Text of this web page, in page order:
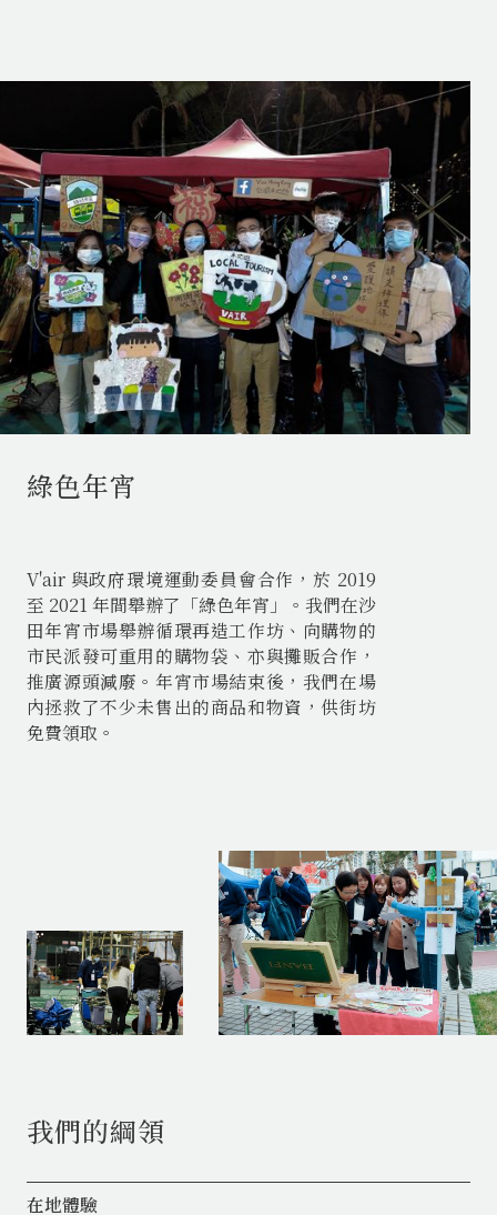
綠色年宵
V'air 與政府環境運動委員會合作，於 2019
至 2021 年間舉辦了「綠色年宵」。我們在沙
田年宵市場舉辦循環再造工作坊、向購物的
市民派發可重用的購物袋、亦與攤販合作，
推廣源頭減廢。年宵市場結束後，我們在場
內拯救了不少未售出的商品和物資，供街坊
免費領取。
我們的綱領
在地體驗